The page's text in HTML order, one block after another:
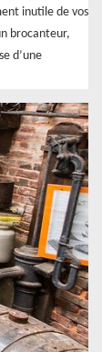
inutile de vos
brocanteur,
d’une